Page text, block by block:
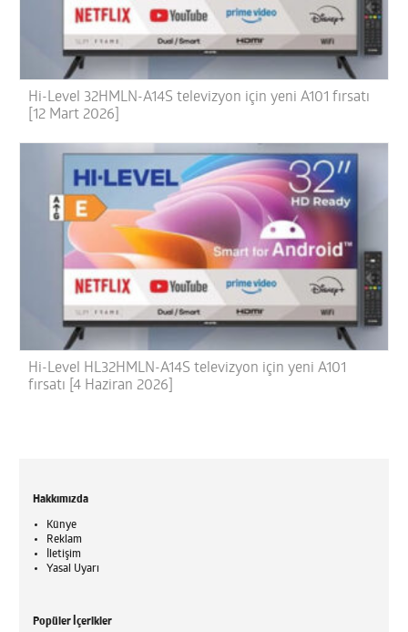
Hi-Level 32HMLN-A14S televizyon için yeni A101 fırsatı
[12 Mart 2026]
Hi-Level HL32HMLN-A14S televizyon için yeni A101
fırsatı [4 Haziran 2026]
Hakkımızda
Künye
Reklam
İletişim
Yasal Uyarı
Popüler İçerikler